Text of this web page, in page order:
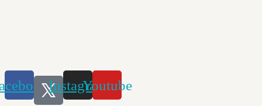
InstagramYoutube